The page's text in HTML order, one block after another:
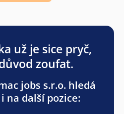
už je sice pryč,
zoufat.
jobs s.r.o. hledá
na další pozice: